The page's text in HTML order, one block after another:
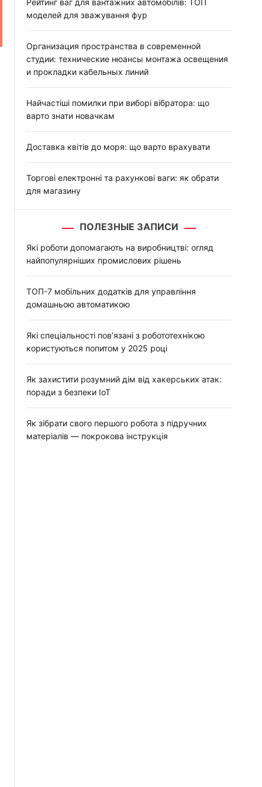
Рейтинг ваг для вантажних автомобілів: ТОП
моделей для зважування фур
Организация пространства в современной
студии: технические нюансы монтажа освещения
и прокладки кабельных линий
Найчастіші помилки при виборі вібратора: що
варто знати новачкам
Доставка квітів до моря: що варто врахувати
Торгові електронні та рахункові ваги: як обрати
для магазину
ПОЛЕЗНЫЕ ЗАПИСИ
Які роботи допомагають на виробництві: огляд
найпопулярніших промислових рішень
ТОП-7 мобільних додатків для управління
домашньою автоматикою
Які спеціальності пов’язані з робототехнікою
користуються попитом у 2025 році
Як захистити розумний дім від хакерських атак:
поради з безпеки IoT
Як зібрати свого першого робота з підручних
матеріалів — покрокова інструкція